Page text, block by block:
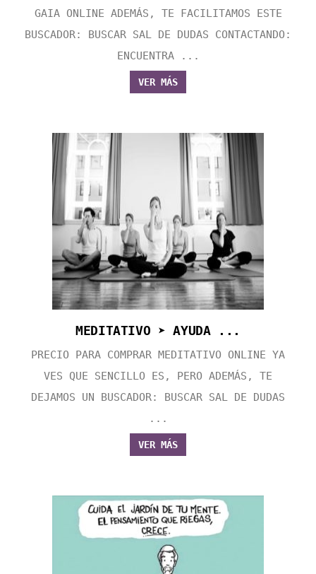
GAIA ONLINE ADEMÁS, TE FACILITAMOS ESTE
BUSCADOR: BUSCAR SAL DE DUDAS CONTACTANDO:
ENCUENTRA ...
VER MÁS
MEDITATIVO ➤ AYUDA ...
PRECIO PARA COMPRAR MEDITATIVO ONLINE YA
VES QUE SENCILLO ES, PERO ADEMÁS, TE
DEJAMOS UN BUSCADOR: BUSCAR SAL DE DUDAS
...
VER MÁS